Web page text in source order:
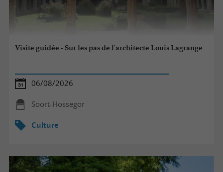
Visite guidée - Sur les pas de l'architecte Louis Lagrange
06/08/2026
Soort-Hossegor
Culture